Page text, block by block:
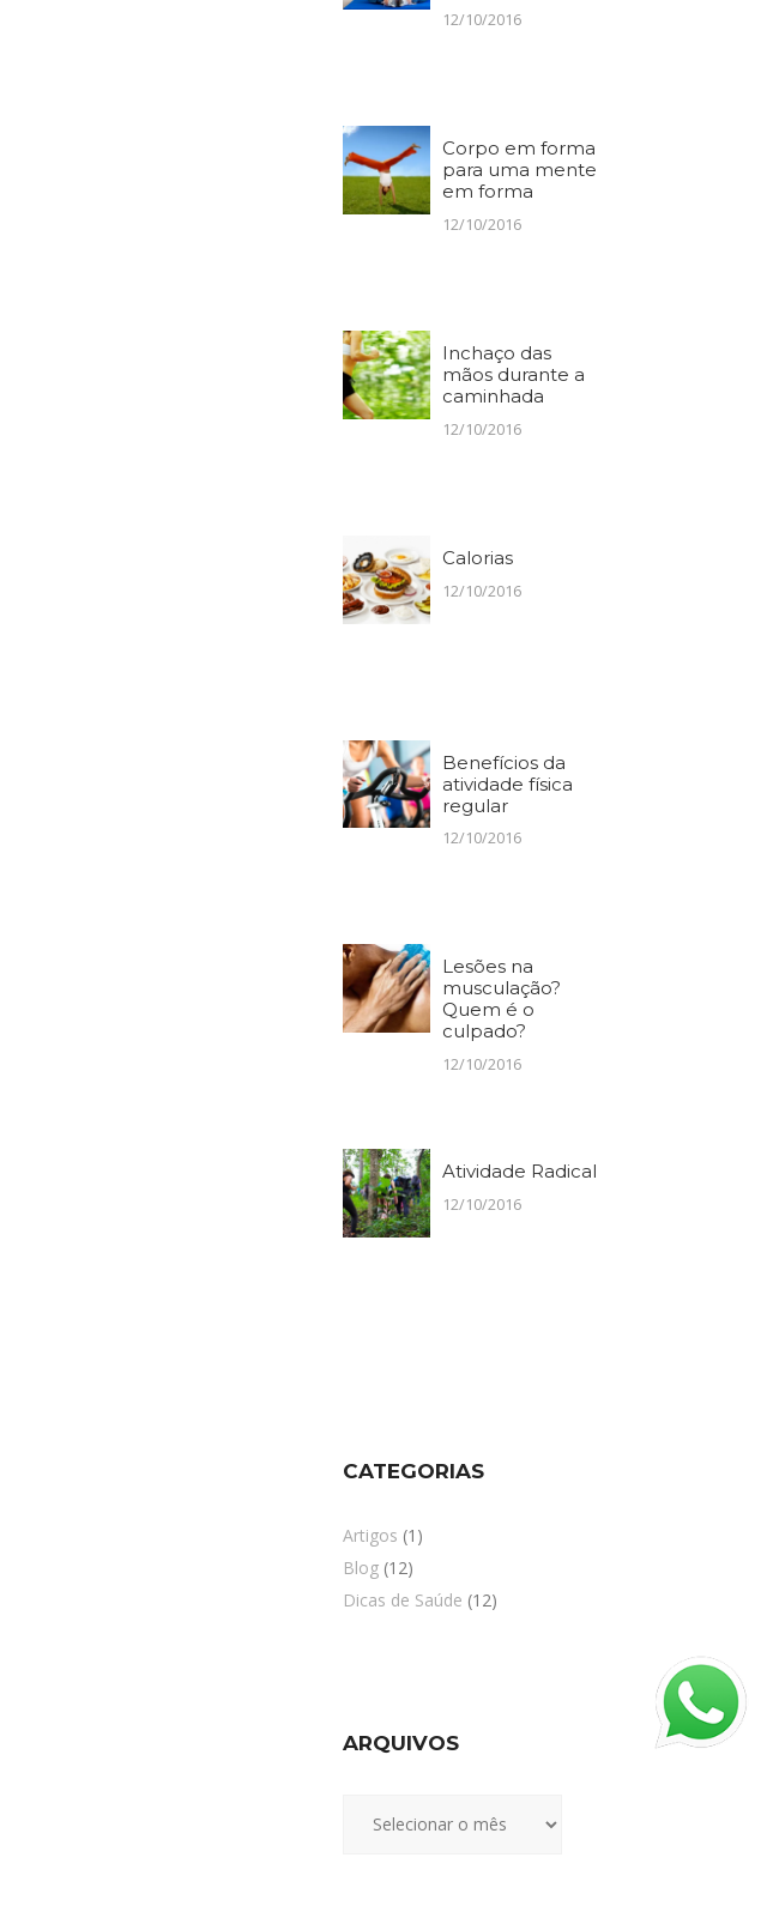
12/10/2016
Corpo em forma
para uma mente
em forma
12/10/2016
Inchaço das
mãos durante a
caminhada
12/10/2016
Calorias
12/10/2016
Benefícios da
atividade física
regular
12/10/2016
Lesões na
musculação?
Quem é o
culpado?
12/10/2016
Atividade Radical
12/10/2016
CATEGORIAS
Artigos (1)
Blog(12)
Dicas de Saúde (12)
ARQUIVOS